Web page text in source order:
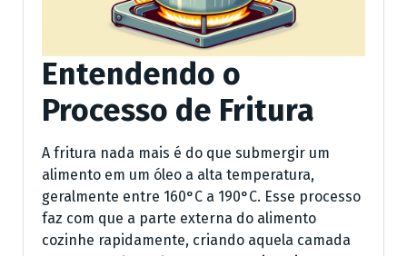
Entendendo o
Processo de Fritura
A fritura nada mais é do que submergir um
alimento em um óleo a alta temperatura,
geralmente entre 160°C a 190°C. Esse processo
faz com que a parte externa do alimento
cozinhe rapidamente, criando aquela camada